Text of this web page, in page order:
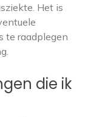
Het is
te raadplegen
die ik